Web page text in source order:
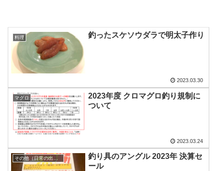
料理 釣ったスケソウダラで明太子作り
2023.03.30
マグロ
2023年度 クロマグロ釣り規制に
ついて
2023.03.24
その他（日常の出来事）
釣り具のアングル 2023年 決算セ
ール